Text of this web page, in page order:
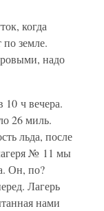
когда
по земле.
надо
ч вечера.
26 миль.
льда, после
№ 11 мы
Он, по?
Лагерь
нами